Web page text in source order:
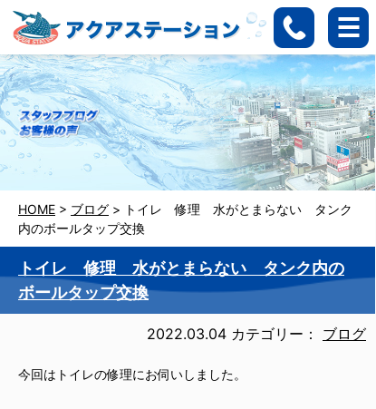
HOME > ブログ > トイレ 修理 水がとまらない タンク
内のボールタップ交換
トイレ 修理 水がとまらない タンク内の
ボールタップ交換
2022.03.04 カテゴリー： ブログ
今回はトイレの修理にお伺いしました。